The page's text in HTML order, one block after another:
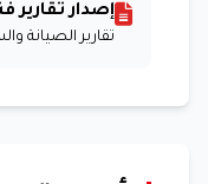
إصدار تقارير
تقارير الصيانة